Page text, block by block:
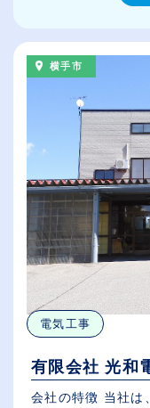
横手市
電気工事
有限会社 光和
会社の特徴 当社は